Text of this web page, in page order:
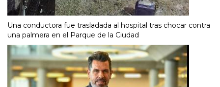
Una conductora fue trasladada al hospital tras chocar contra
una palmera en el Parque de la Ciudad